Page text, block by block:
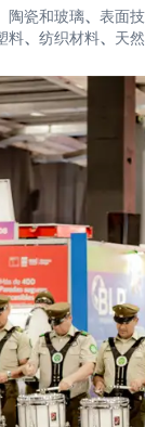
陶瓷和玻璃、 表面
料、 纺织材料、 天